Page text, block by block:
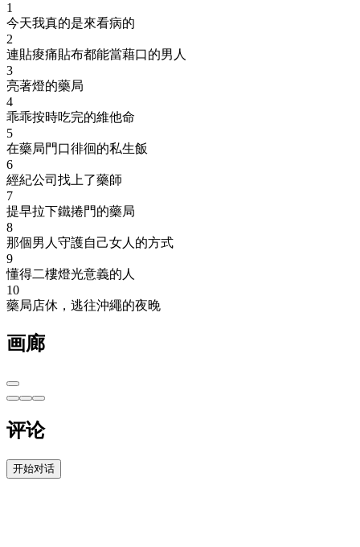
1
今天我真的是來看病的
2
連貼痠痛貼布都能當藉口的男人
3
亮著燈的藥局
4
乖乖按時吃完的維他命
5
在藥局門口徘徊的私生飯
6
經紀公司找上了藥師
7
提早拉下鐵捲門的藥局
8
那個男人守護自己女人的方式
9
懂得二樓燈光意義的人
10
藥局店休，逃往沖繩的夜晚
画廊
评论
开始对话